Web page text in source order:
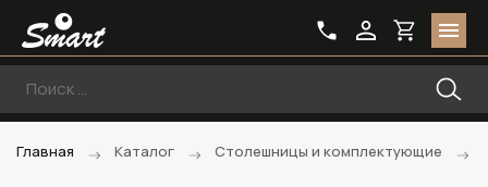
Главная Каталог Столешницы и комплектующие